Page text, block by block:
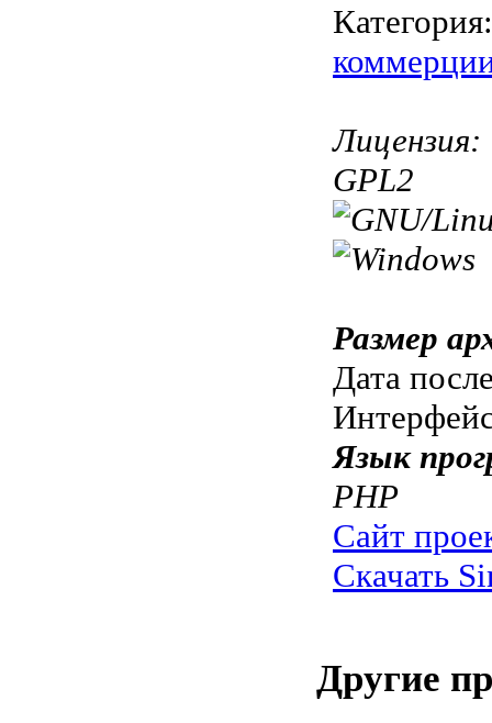
Лицензия:
GPL2
Размер
Дата
Язык
PHP
Сайт
Скачать
Другие